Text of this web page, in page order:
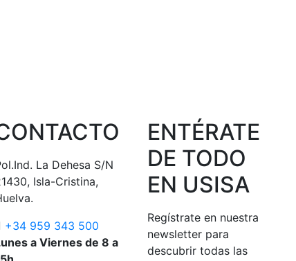
La Dehesa S/N
Isla-Cristina,
+34 959 343 500
a Viernes de 8 a
ENTÉRATE
DE TODO
EN USISA
Regístrate en nuestra
newsletter para
descubrir todas las